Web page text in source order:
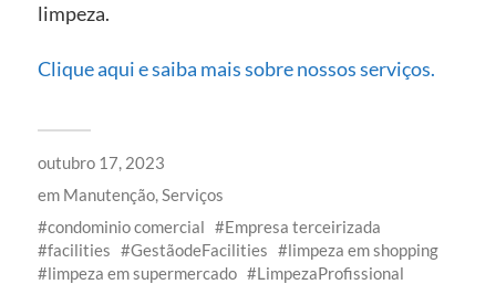
limpeza.
Clique aqui e saiba mais sobre nossos serviços.
outubro 17, 2023
em Manutenção,Serviços
condominio comercial
Empresa terceirizada
facilities
GestãodeFacilities
limpeza em shopping
limpeza em supermercado
LimpezaProfissional